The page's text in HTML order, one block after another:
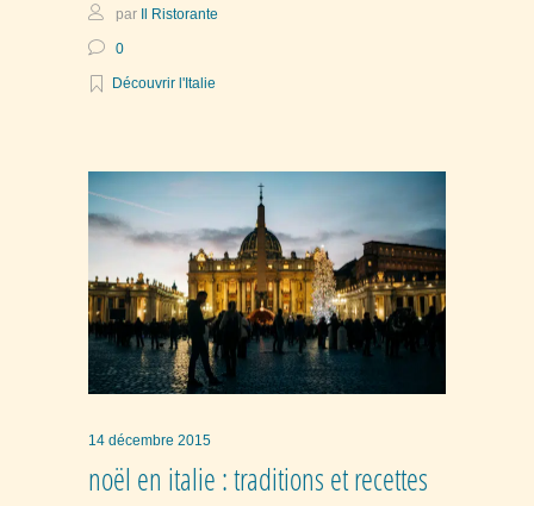
par Il Ristorante
0
Découvrir l'Italie
14 décembre 2015
noël en italie : traditions et recettes